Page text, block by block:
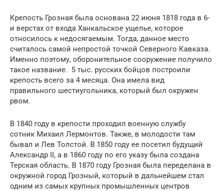
Крепость Грозная была основана 22 июня 1818 года в 6-
и верстах от входа Ханкальское ущелье, которое
относилось к недосягаемым. Тогда, данное место
считалось самой непростой точкой Северного Кавказа.
Именно поэтому, оборонительное сооружение получило
такое название. 5 тыс. русских бойцов построили
крепость всего за 4 месяца. Она имела вид
правильного шестиугольника, который был окружен
рвом.
В 1840 году в крепости проходил военную службу
сотник Михаил Лермонтов. Также, в молодости там
бывал и Лев Толстой. В 1850 году ее посетил будущий
Александр II, а в 1860 году по его указу была создана
Терская область. В 1870 году Грозная была переделана в
окружной город Грозный, который в дальнейшем стал
одним из самых крупных промышленных центров